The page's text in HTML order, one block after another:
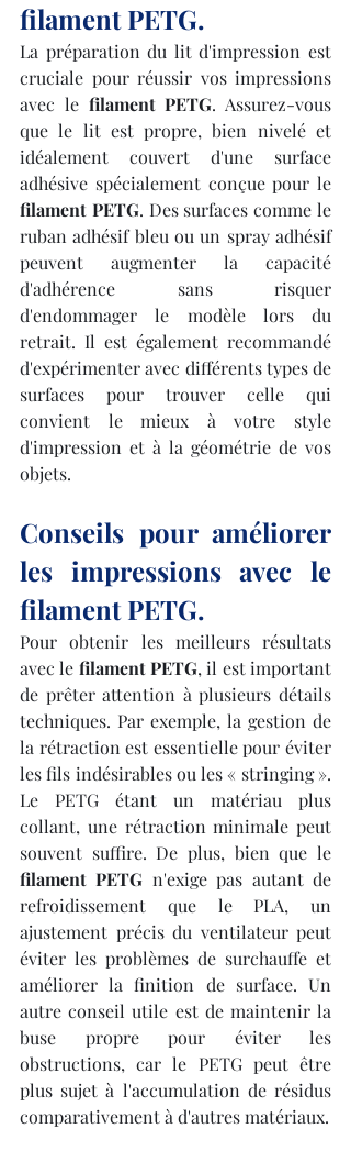
filament PETG.
La préparation du lit d'impression est
cruciale pour réussir vos impressions
avec le filament PETG. Assurez-vous
que le lit est propre, bien nivelé et
idéalement couvert d'une surface
filament PETG. Des surfaces comme le
ruban adhésif bleu ou un spray adhésif
peuvent augmenter la capacité
d'adhérence sans risquer
d'endommager le modèle lors du
retrait. Il est également recommandé
d'expérimenter avec différents types de
surfaces pour trouver celle qui
convient le mieux à votre style
d'impression et à la géométrie de vos
objets.
Conseils pour améliorer
les impressions avec le
filament PETG.
Pour obtenir les meilleurs résultats
avec le filament PETG, il est important
de prêter attention à plusieurs détails
techniques. Par exemple, la gestion de
la rétraction est essentielle pour éviter
les fils indésirables ou les « stringing ».
Le PETG étant un matériau plus
collant, une rétraction minimale peut
filament PETG n'exige pas autant de
refroidissement que le PLA, un
ajustement précis du ventilateur peut
éviter les problèmes de surchauffe et
améliorer la finition de surface. Un
autre conseil utile est de maintenir la
buse propre pour éviter les
obstructions, car le PETG peut être
plus sujet à l'accumulation de résidus
comparativement à d'autres matériaux.